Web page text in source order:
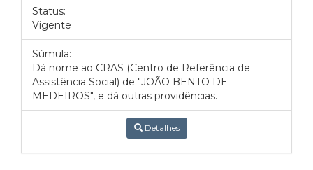
Status:
Vigente
Súmula:
Dá nome ao CRAS (Centro de Referência de
Assistência Social) de "JOÃO BENTO DE
MEDEIROS", e dá outras providências.
Detalhes